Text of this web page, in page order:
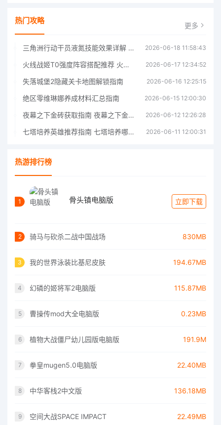
热门攻略 更多
三角洲行动干员液氮技能效果详解 三角洲行动干员液氮技能介绍 2026-06-18 11:58:43
火线战姬T0强度阵容搭配推荐 火线战姬T0强度阵容哪个好 2026-06-17 12:34:52
失落城堡2隐藏关卡地图解锁指南 2026-06-16 12:25:15
绝区零维琳娜养成材料汇总指南 2026-06-15 12:00:30
夜幕之下金砖获取指南 夜幕之下金砖获取方法 2026-06-12 12:26:28
七塔培养英雄推荐指南 七塔培养哪个英雄好 2026-06-11 12:00:31
热游排行榜
1 骨头镇电脑版 立即下载
2 骑马与砍杀二战中国战场 830MB
3 我的世界泳装比基尼皮肤 194.67MB
4 幻磷的姬将军2电脑版 115.87MB
5 曹操传mod大全电脑版 0.23MB
6 植物大战僵尸幼儿园版电脑版 191.9M
7 拳皇mugen5.0电脑版 22.40MB
8 中华客栈2中文版 136.18MB
9 空间大战SPACE IMPACT 22.49MB